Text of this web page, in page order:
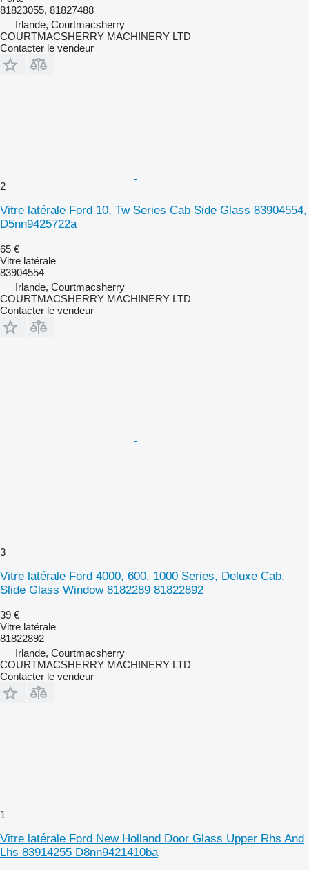
81823055, 81827488
Irlande, Courtmacsherry
COURTMACSHERRY MACHINERY LTD
Contacter le vendeur
2
Vitre latérale Ford 10, Tw Series Cab Side Glass 83904554,
D5nn9425722a
65 €
Vitre latérale
83904554
Irlande, Courtmacsherry
COURTMACSHERRY MACHINERY LTD
Contacter le vendeur
3
Vitre latérale Ford 4000, 600, 1000 Series, Deluxe Cab,
Slide Glass Window 8182289 81822892
39 €
Vitre latérale
81822892
Irlande, Courtmacsherry
COURTMACSHERRY MACHINERY LTD
Contacter le vendeur
1
Vitre latérale Ford New Holland Door Glass Upper Rhs And
Lhs 83914255 D8nn9421410ba